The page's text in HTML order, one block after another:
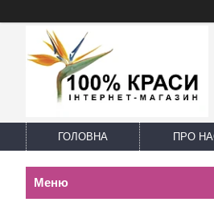
ГОЛОВНА ПРО